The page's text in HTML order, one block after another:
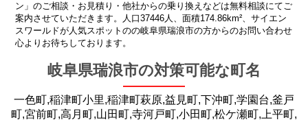
ン」のご相談・お見積り・他社からの乗り換えなどは無料相談にてご
案内させていただきます。人口37446人、面積174.86km²、サイエン
スワールドが人気スポットのの岐阜県瑞浪市の方からのお問い合わせ
心よりお待ちしております。
岐阜県瑞浪市の対策可能な町名
一色町,稲津町小里,稲津町萩原,益見町,下沖町,学園台,釜戸
町,宮前町,高月町,山田町,寺河戸町,小田町,松ケ瀬町,上平町,